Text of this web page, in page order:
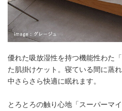
優れた吸放湿性を持つ機能性わた
た肌掛けケット。寝ている間に蒸
中さらさら快適に眠れます。
とろとろの触り心地「スーパーマ